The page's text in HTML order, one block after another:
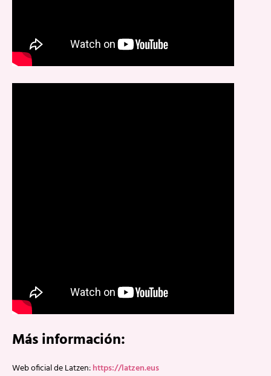
Más información:
Web oficial de Latzen:https://latzen.eus